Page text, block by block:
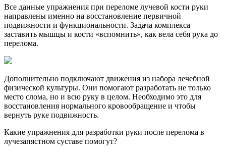
Все данные упражнения при переломе лучевой кости руки
направлены именно на восстановление первичной
подвижности и функциональности. Задача комплекса –
заставить мышцы и кости «вспомнить», как вела себя рука до
перелома.
Дополнительно подключают движения из набора лечебной
физической культуры. Они помогают разработать не только
место слома, но и всю руку в целом. Необходимо это для
восстановления нормального кровообращение и чтобы
вернуть руке подвижность.
Какие упражнения для разработки руки после перелома в
лучезапястном суставе помогут?